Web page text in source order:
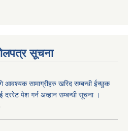
सूचना
आवश्यक सामाग्रीहरु खरिद सम्बन्धी ईच्छुक
दररेट पेश गर्न अव्हान सम्बन्धी सूचना ।